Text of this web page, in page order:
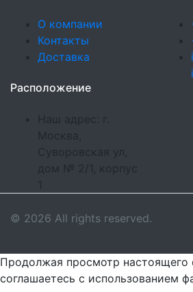
О компании
Контакты
Доставка
Расположение
Наш адрес: г.
Москва,
Суворовская ул,
дом № 2/1, корпус
© 2026 All rights reserved.
Продолжая просмотр настоящего
соглашаетесь с использованием